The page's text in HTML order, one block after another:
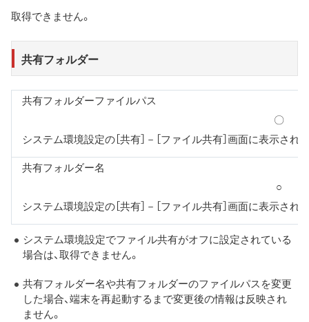
取得できません。
共有フォルダー
共有フォルダーファイルパス
〇
システム環境設定の［共有］－［ファイル共有］画面に表示さ
共有フォルダー名
○
システム環境設定の［共有］－［ファイル共有］画面に表示さ
システム環境設定でファイル共有がオフに設定されている
場合は、取得できません。
共有フォルダー名や共有フォルダーのファイルパスを変更
した場合、端末を再起動するまで変更後の情報は反映され
ません。